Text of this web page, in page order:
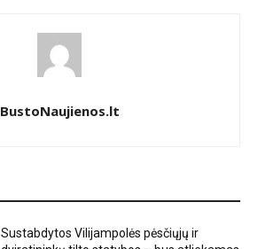
BustoNaujienos.lt
Sustabdytos Vilijampolės pėsčiųjų ir